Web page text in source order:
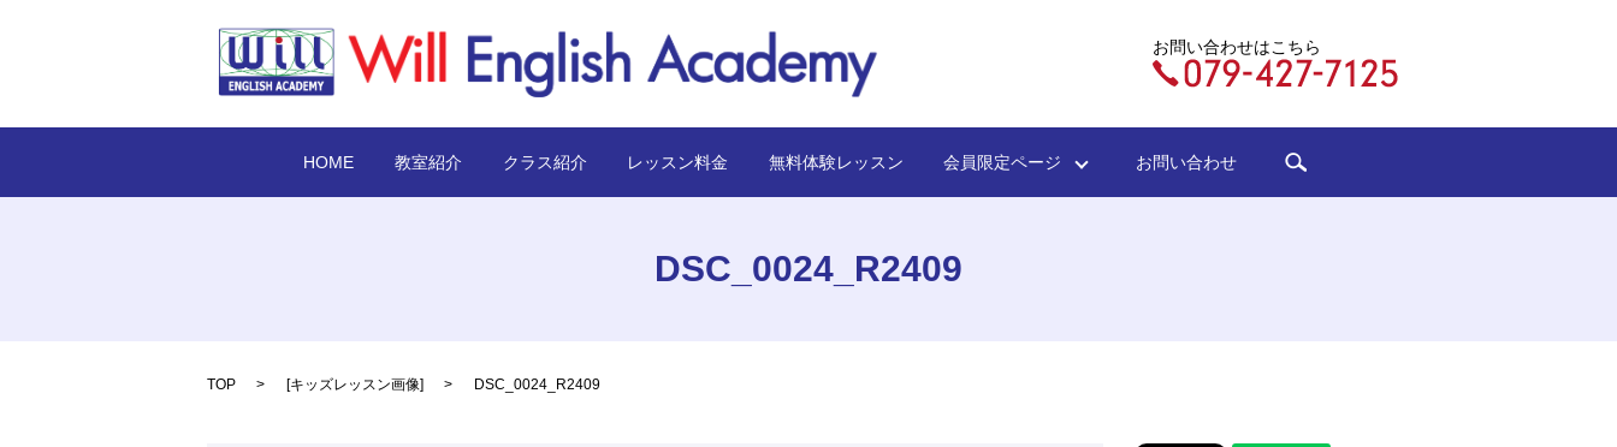
お問い合わせはこちら
HOME 教室紹介 クラス紹介 レッスン料金 無料体験レッスン 会員限定ページ お問い合わせ
DSC_0024_R2409
TOP [キッズレッスン画像] DSC_0024_R2409